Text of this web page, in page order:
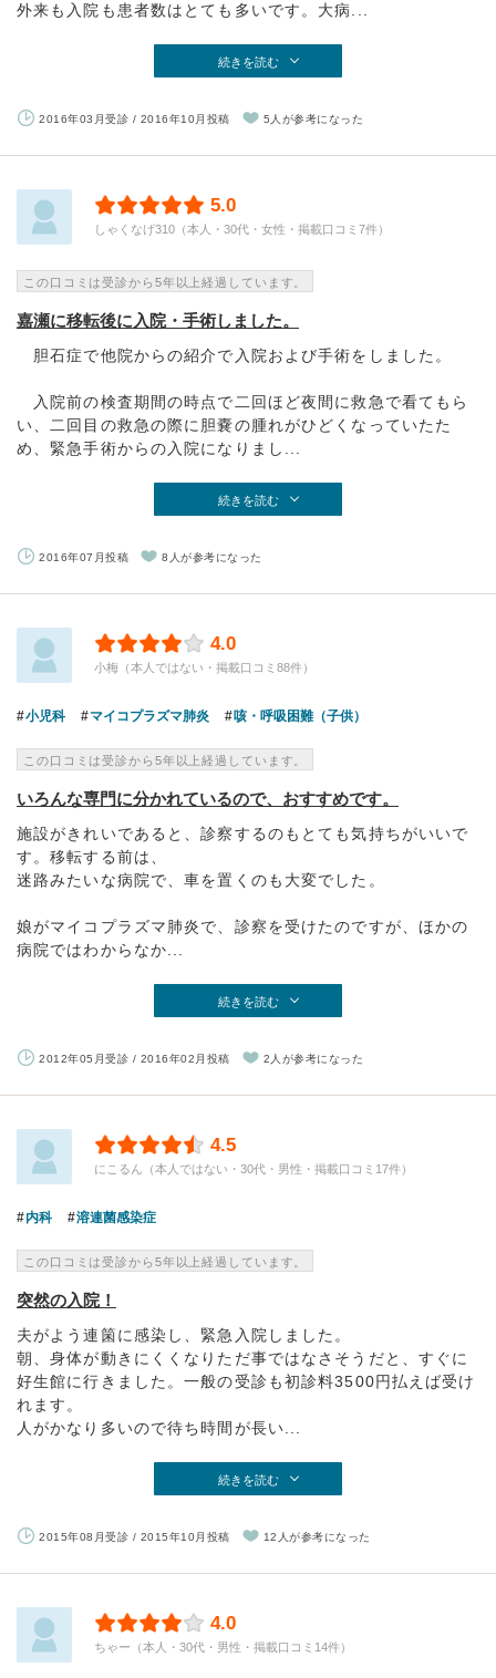
外来も入院も患者数はとても多いです。大病...
続きを読む
2016年03月受診 / 2016年10月投稿 5人が参考になった
5.0
しゃくなげ310（本人・30代・女性・掲載口コミ7件）
この口コミは受診から5年以上経過しています。
嘉瀬に移転後に入院・手術しました。
胆石症で他院からの紹介で入院および手術をしました。
入院前の検査期間の時点で二回ほど夜間に救急で看てもら
い、二回目の救急の際に胆嚢の腫れがひどくなっていたた
め、緊急手術からの入院になりまし...
続きを読む
2016年07月投稿 8人が参考になった
4.0
小梅（本人ではない・掲載口コミ88件）
小児科 マイコプラズマ肺炎 咳・呼吸困難（子供）
この口コミは受診から5年以上経過しています。
いろんな専門に分かれているので、おすすめです。
施設がきれいであると、診察するのもとても気持ちがいいで
す。移転する前は、
迷路みたいな病院で、車を置くのも大変でした。
娘がマイコプラズマ肺炎で、診察を受けたのですが、ほかの
病院ではわからなか...
続きを読む
2012年05月受診 / 2016年02月投稿 2人が参考になった
4.5
にこるん（本人ではない・30代・男性・掲載口コミ17件）
内科 溶連菌感染症
この口コミは受診から5年以上経過しています。
突然の入院！
夫がよう連箘に感染し、緊急入院しました。
朝、身体が動きにくくなりただ事ではなさそうだと、すぐに
好生館に行きました。一般の受診も初診料3500円払えば受け
れます。
人がかなり多いので待ち時間が長い...
続きを読む
2015年08月受診 / 2015年10月投稿 12人が参考になった
4.0
ちゃー（本人・30代・男性・掲載口コミ14件）